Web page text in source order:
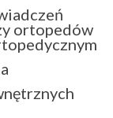
ortopedów